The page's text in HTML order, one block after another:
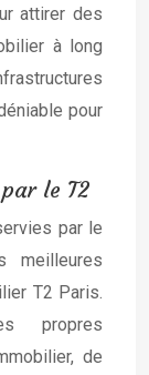
attirer des
à long
pour
le T2
par le
meilleures
T2 Paris.
propres
de